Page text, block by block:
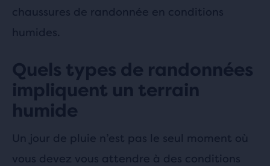
chaussures de randonnée en conditions
humides.
Quels types de randonnées
impliquent un terrain
humide
Un jour de pluie n’est pas le seul moment où
vous devez vous attendre à des conditions